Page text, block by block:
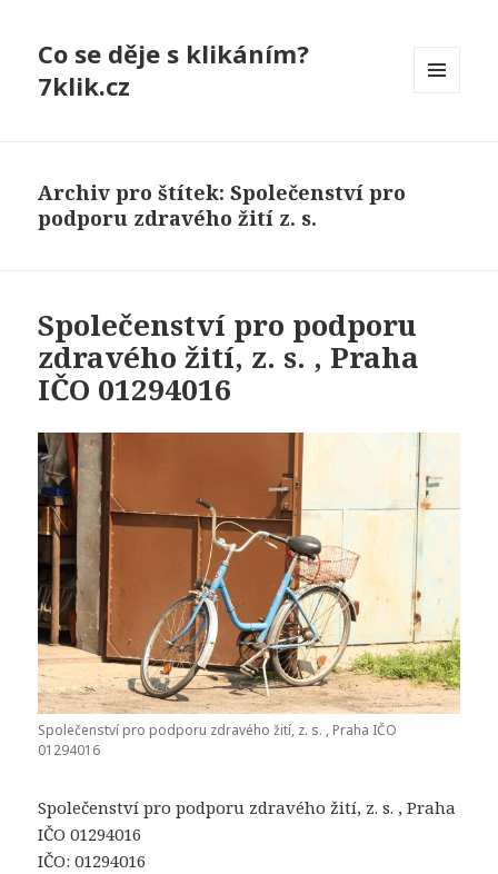
Co se děje s klikáním?
7klik.cz
Archiv pro štítek: Společenství pro
podporu zdravého žití z. s.
Společenství pro podporu
zdravého žití, z. s. , Praha
IČO 01294016
Společenství pro podporu zdravého žití, z. s. , Praha IČO
01294016
Společenství pro podporu zdravého žití, z. s. , Praha
IČO 01294016
IČO: 01294016